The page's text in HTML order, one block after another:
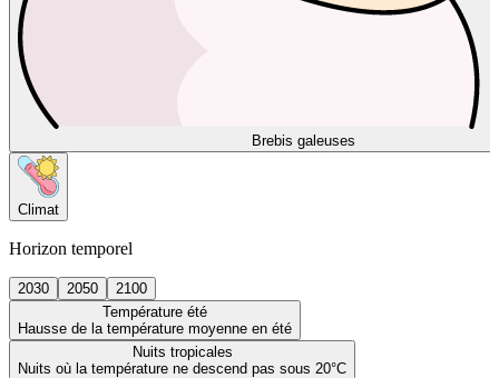
Brebis galeuses
Climat
Horizon temporel
2030 2050
2100
Température été
Hausse de la température moyenne en été
Nuits tropicales
Nuits où la température ne descend pas sous 20°C